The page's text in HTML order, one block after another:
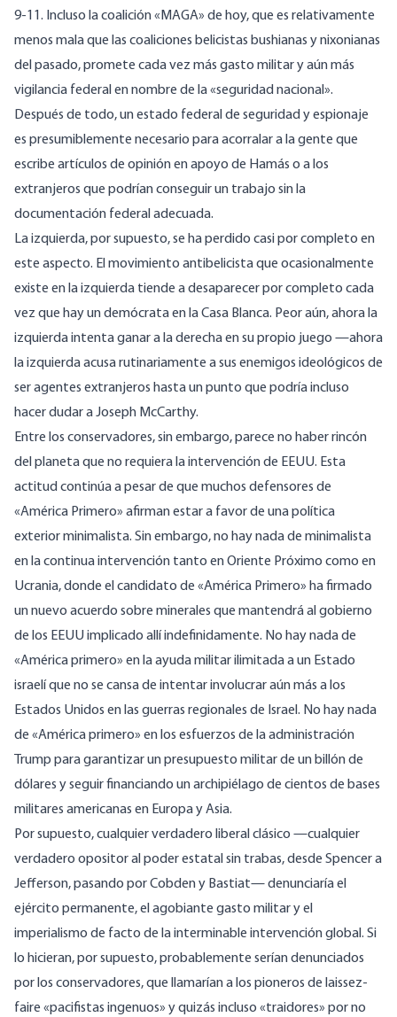
9-11. Incluso la coalición «MAGA» de hoy, que es relativamente
menos mala que las coaliciones belicistas bushianas y nixonianas
del pasado, promete cada vez más gasto militar y aún más
vigilancia federal en nombre de la «seguridad nacional».
Después de todo, un estado federal de seguridad y espionaje
es presumiblemente necesario para acorralar a la gente que
escribe artículos de opinión en apoyo de Hamás o a los
extranjeros que podrían conseguir un trabajo sin la
documentación federal adecuada.
La izquierda, por supuesto, se ha perdido casi por completo en
este aspecto. El movimiento antibelicista que ocasionalmente
existe en la izquierda tiende a desaparecer por completo cada
vez que hay un demócrata en la Casa Blanca. Peor aún, ahora la
izquierda intenta ganar a la derecha en su propio juego —ahora
la izquierda acusa rutinariamente a sus enemigos ideológicos de
ser agentes extranjeros hasta un punto que podría incluso
hacer dudar a Joseph McCarthy.
Entre los conservadores, sin embargo, parece no haber rincón
del planeta que no requiera la intervención de EEUU. Esta
actitud continúa a pesar de que muchos defensores de
«América Primero» afirman estar a favor de una política
exterior minimalista. Sin embargo, no hay nada de minimalista
en la continua intervención tanto en Oriente Próximo como en
Ucrania, donde el candidato de «América Primero» ha firmado
un nuevo acuerdo sobre minerales que mantendrá al gobierno
de los EEUU implicado allí indefinidamente. No hay nada de
«América primero» en la ayuda militar ilimitada a un Estado
israelí que no se cansa de intentar involucrar aún más a los
Estados Unidos en las guerras regionales de Israel. No hay nada
de «América primero» en los esfuerzos de la administración
Trump para garantizar un presupuesto militar de un billón de
dólares y seguir financiando un archipiélago de cientos de bases
militares americanas en Europa y Asia.
Por supuesto, cualquier verdadero liberal clásico —cualquier
verdadero opositor al poder estatal sin trabas, desde Spencer a
Jefferson, pasando por Cobden y Bastiat— denunciaría el
ejército permanente, el agobiante gasto militar y el
imperialismo de facto de la interminable intervención global. Si
lo hicieran, por supuesto, probablemente serían denunciados
por los conservadores, que llamarían a los pioneros de laissez-
faire «pacifistas ingenuos» y quizás incluso «traidores» por no